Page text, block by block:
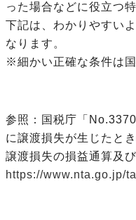
った場合などに役立つ特
下記は、わかりやすい
なります。
※細かい正確な条件は
参照：国税庁「
に譲渡損失が生じたと
譲渡損失の損益通算及
https://www.nta.go.jp/